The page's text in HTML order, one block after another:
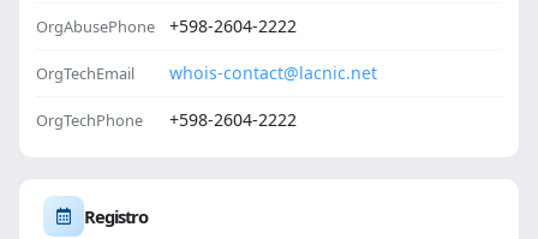
OrgAbusePhone +598-2604-2222
OrgTechEmail whois-contact@lacnic.net
OrgTechPhone +598-2604-2222
Registro